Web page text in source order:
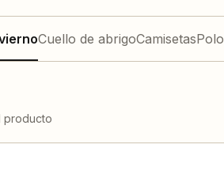
Cuello de abrigoCamisetasPolo
producto